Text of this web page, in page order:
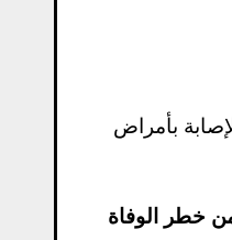
الإصابة بأمراض
خطوة يوميًا يقلل من خطر الوفاة